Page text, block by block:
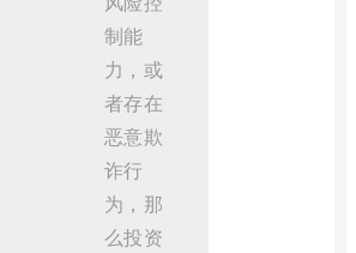
制能
力，或
者存在
恶意欺
诈行
为，那
么投资